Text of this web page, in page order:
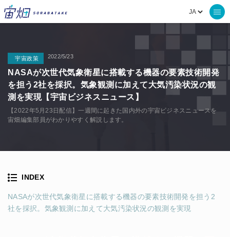
宇宙政策 2022/5/23
NASAが次世代気象衛星に搭載する機器の要素技術開発
を担う2社を採択。気象観測に加えて大気汚染状況の観
測を実現【宇宙ビジネスニュース】
【2022年5月23日配信】一週間に起きた国内外の宇宙ビジネスニュースを
宙畑編集部員がわかりやすく解説します。
INDEX
NASAが次世代気象衛星に搭載する機器の要素技術開発を担う2
社を採択。気象観測に加えて大気汚染状況の観測を実現